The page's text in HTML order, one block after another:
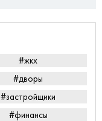
#жкх
#дворы
#застройщики
#финансы